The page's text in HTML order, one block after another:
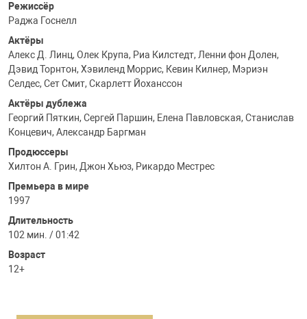
Режиссёр
Раджа Госнелл
Актёры
Алекс Д. Линц, Олек Крупа, Риа Килстедт, Ленни фон Долен,
Дэвид Торнтон, Хэвиленд Моррис, Кевин Килнер, Мэриэн
Селдес, Сет Смит, Скарлетт Йоханссон
Актёры дублежа
Георгий Пяткин, Сергей Паршин, Елена Павловская, Станислав
Концевич, Александр Баргман
Продюссеры
Хилтон А. Грин, Джон Хьюз, Рикардо Местрес
Премьера в мире
1997
Длительность
102 мин. / 01:42
Возраст
12+